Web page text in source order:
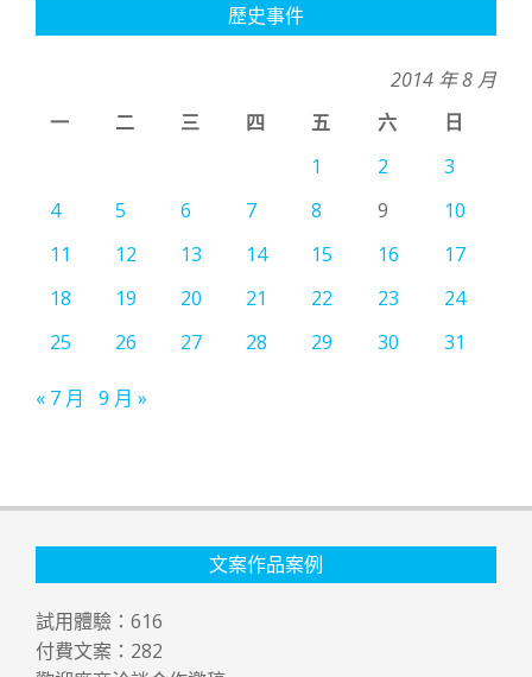
歷史事件
2014 年 8 月
一
二 三 四 五 六
日
1
2
3
4
5 6 7 8 9
10
11
12 13 14 15 16
17
18
19 20 21 22 23
24
25
26 27 28 29 30 31
« 7 月 9 月 »
文案作品案例
試用體驗： 616
付費文案： 282